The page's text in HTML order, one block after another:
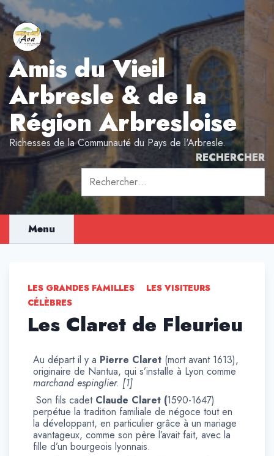
Aller
au
contenu
Amis du Vieil
Arbresle & de la
Région Arbresloise
Richesses de la Communauté du Pays de l'Arbresle.
RECHERCHER
Rechercher :
Menu
LES GRANDES FAMILLES
LES VISITEURS
CÉLÈBRES
Les Claret de Fleurieu
Au départ il y a Pierre Claret (mort avant 1613),
originaire de Nantua, qui s’installe à Lyon comme
marchand espinglier. [1]
Son fils cadet Claude Claret (1590-1647)
perpétue la tradition familiale de négoce tout en
la développant, en particulier grâce à un mariage
avantageux, comme son père l’avait fait, avec la
fille d’un bourgeois lyonnais.